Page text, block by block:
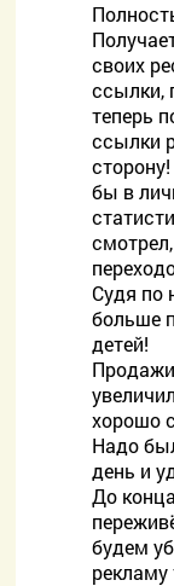
своих
ссылки,
теперь
ссылки
бы в
Судя по
больше
детей!
хорошо
Надо
день и
До
будем
рекламу